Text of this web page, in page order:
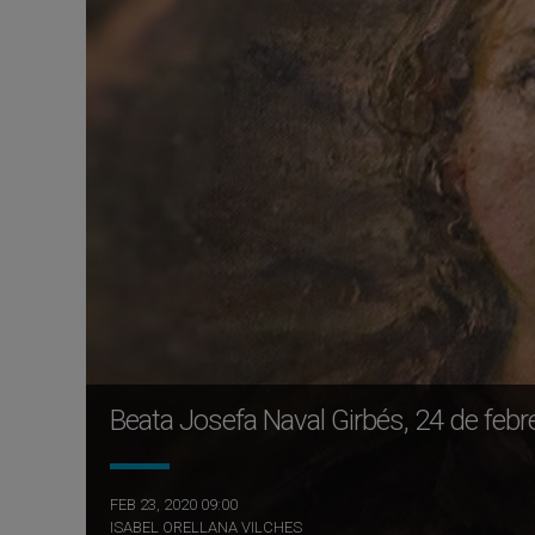
Beata Josefa Naval Girbés, 24 de
FEB 23, 2020 09:00
ISABEL ORELLANA VILCHES